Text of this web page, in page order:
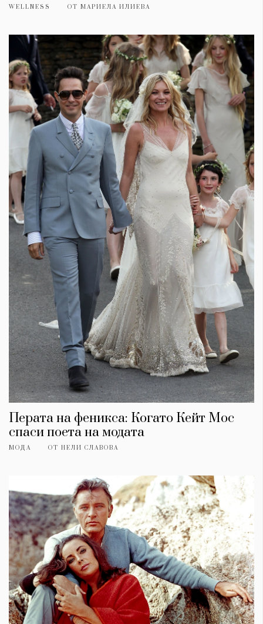
WELLNESS ОТ МАРИЕЛА ИЛИЕВА
Перата на феникса: Когато Кейт Мос
спаси поета на модата
МОДА ОТ НЕЛИ СЛАВОВА